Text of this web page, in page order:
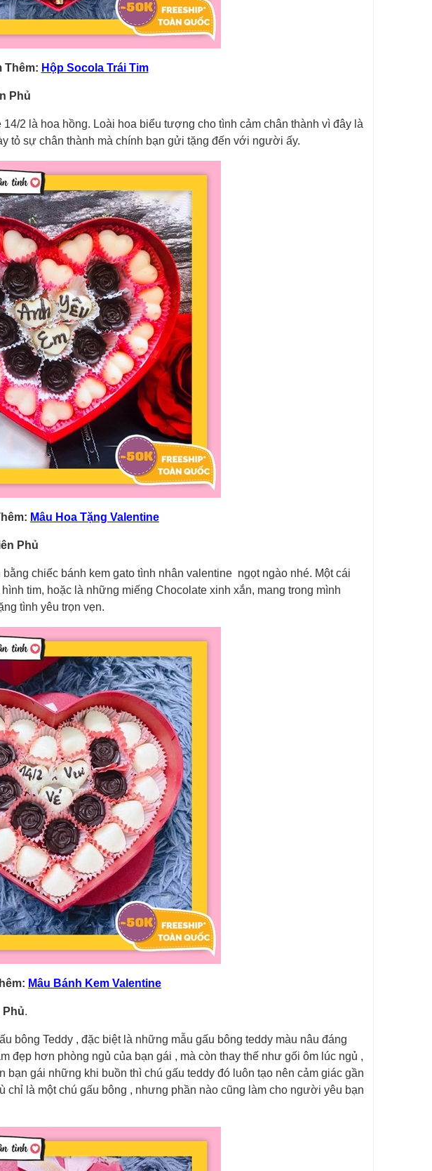
Thêm: Hộp Socola Trái Tim
Phủ
2 là hoa hồng. Loài hoa biểu tượng cho tình cảm chân thành vì đây là
tỏ sự chân thành mà chính bạn gửi tặng đến với người ấy.
Mâu Hoa Tặng Valentine
Phủ
chiếc bánh kem gato tình nhân valentine ngọt ngào nhé. Một cái
tim, hoặc là những miếng Chocolate xinh xắn, mang trong mình
tình yêu trọn vẹn.
Mâu Bánh Kem Valentine
Phủ.
bông Teddy , đặc biệt là những mẫu gấu bông teddy màu nâu đáng
đẹp hơn phòng ngủ của bạn gái , mà còn thay thế như gối ôm lúc ngủ ,
gái những khi buồn thì chú gấu teddy đó luôn tạo nên cảm giác gần
chỉ là một chú gấu bông , nhưng phần nào cũng làm cho người yêu bạn